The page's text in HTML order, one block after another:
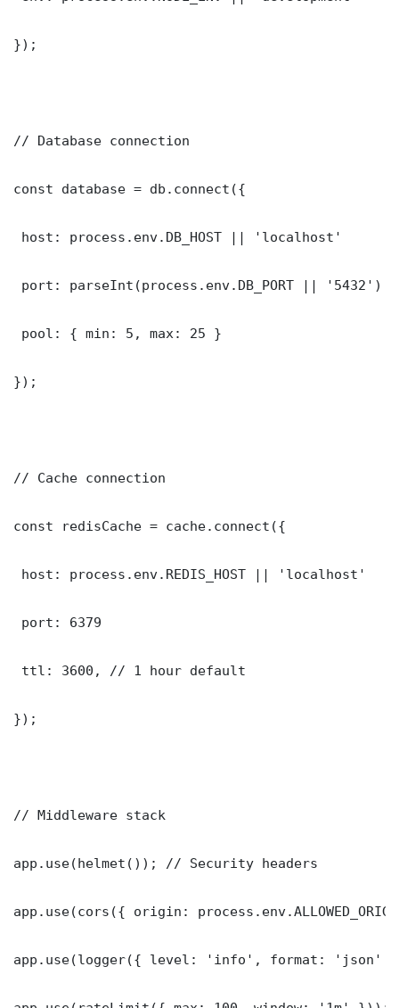
});
// Database connection
const database = db.connect({
host: process.env.DB_HOST || 'localhost'
port: parseInt(process.env.DB_PORT || '5432')
pool: { min: 5, max: 25 }
});
// Cache connection
const redisCache = cache.connect({
host: process.env.REDIS_HOST || 'localhost'
port: 6379
ttl: 3600, // 1 hour default
});
// Middleware stack
app.use(helmet()); // Security headers
app.use(cors({ origin:
app.use(logger({ level: 'info', format: 'json'